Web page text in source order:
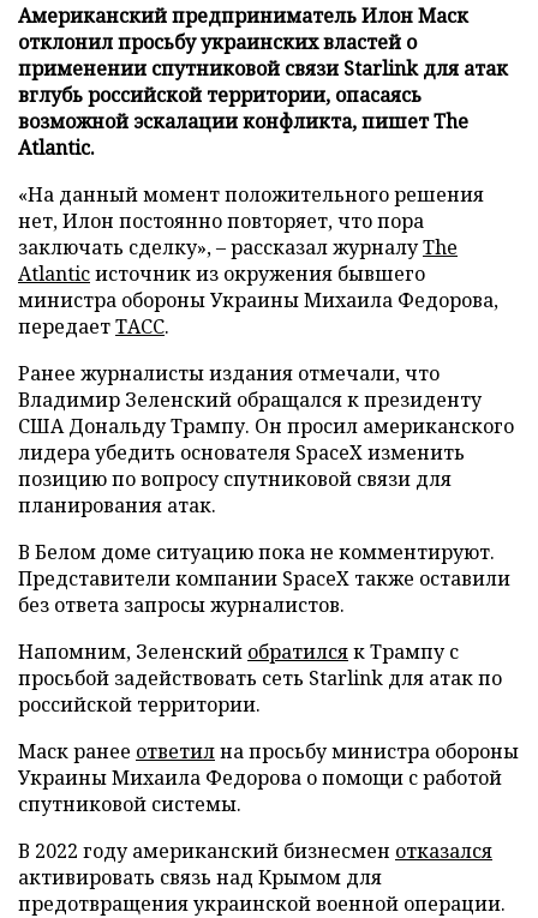
Американский предприниматель Илон Маск
отклонил просьбу украинских властей о
применении спутниковой связи Starlink для атак
вглубь российской территории, опасаясь
возможной эскалации конфликта, пишет The
Atlantic.
«На данный момент положительного решения
нет, Илон постоянно повторяет, что пора
заключать сделку», – рассказал журналуThe
Atlanticисточник из окружения бывшего
министра обороны Украины Михаила Федорова,
передаетТАСС.
Ранее журналисты издания отмечали, что
Владимир Зеленский обращался к президенту
США Дональду Трампу. Он просил американского
лидера убедить основателя SpaceX изменить
позицию по вопросу спутниковой связи для
планирования атак.
В Белом доме ситуацию пока не комментируют.
Представители компании SpaceX также оставили
без ответа запросы журналистов.
Напомним, Зеленский обратилсяк Трампу с
просьбой задействовать сеть Starlink для атак по
российской территории.
Маск ранее ответилна просьбу министра обороны
Украины Михаила Федорова о помощи с работой
спутниковой системы.
В 2022 году американский бизнесмен отказался
активировать связь над Крымом для
предотвращения украинской военной операции.